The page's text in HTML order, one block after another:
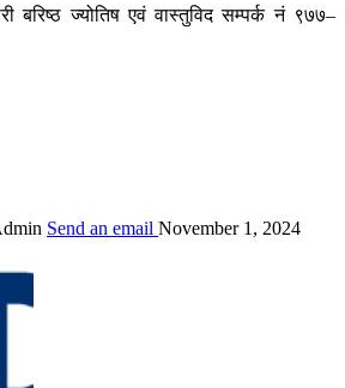
बरिष्ठ ज्योतिष एवं वास्तुविद सम्पर्क नं ९७७–
Send an email November 1, 2024